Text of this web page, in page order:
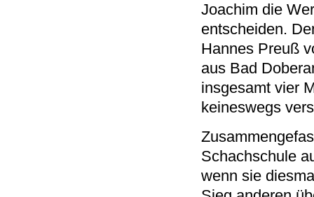
Joachim die
entscheiden.
Hannes Preuß
aus Bad
insgesamt vier
keineswegs
Schachschule
wenn sie